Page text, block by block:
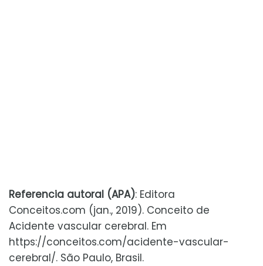
Referencia autoral (APA): Editora
Conceitos.com (jan., 2019). Conceito de
Acidente vascular cerebral. Em
https://conceitos.com/acidente-vascular-
cerebral/. São Paulo, Brasil.